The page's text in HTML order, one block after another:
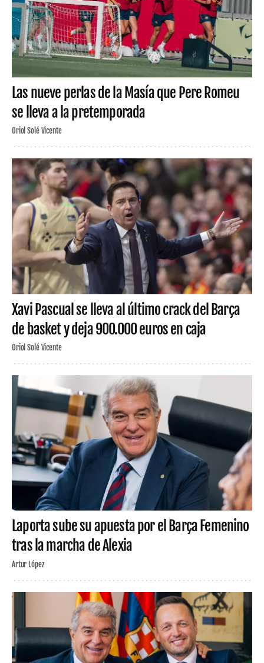
Las nueve perlas de la Masía que Pere Romeu
se lleva a la pretemporada
Oriol Solé Vicente
Xavi Pascual se lleva al último crack del Barça
de basket y deja 900.000 euros en caja
Oriol Solé Vicente
Laporta sube su apuesta por el Barça Femenino
tras la marcha de Alexia
Artur López